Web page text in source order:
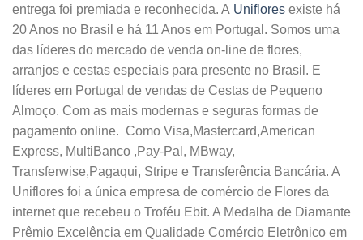
entrega foi premiada e reconhecida. A Uniflores existe há
20 Anos no Brasil e há 11 Anos em Portugal. Somos uma
das líderes do mercado de venda on-line de flores,
arranjos e cestas especiais para presente no Brasil. E
líderes em Portugal de vendas de Cestas de Pequeno
Almoço. Com as mais modernas e seguras formas de
pagamento online. Como Visa,Mastercard,American
Express, MultiBanco ,Pay-Pal, MBway,
Transferwise,Pagaqui, Stripe e Transferência Bancária. A
Uniflores foi a única empresa de comércio de Flores da
internet que recebeu o Troféu Ebit. A Medalha de Diamante
Prêmio Excelência em Qualidade Comércio Eletrônico em